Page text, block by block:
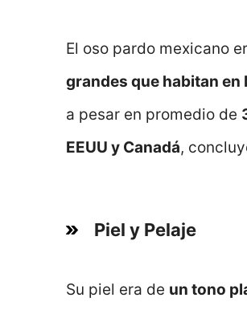
El oso pardo mexicano
grandes que habitan en
a pesar en promedio de
EEUU y Canadá,
Piel y Pelaje
Su piel era de un tono